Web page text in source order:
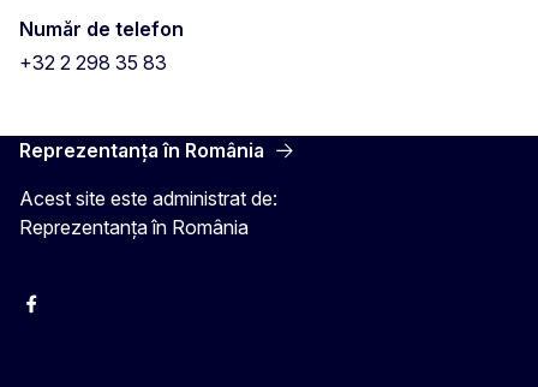
Număr de telefon
+32 2 298 35 83
Reprezentanța în România
Acest site este administrat de:
Reprezentanța în România
Facebook